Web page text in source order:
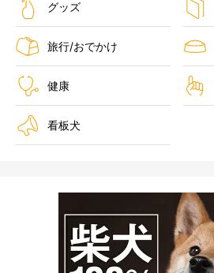
グッズ
旅行/おでかけ
健康
看板犬